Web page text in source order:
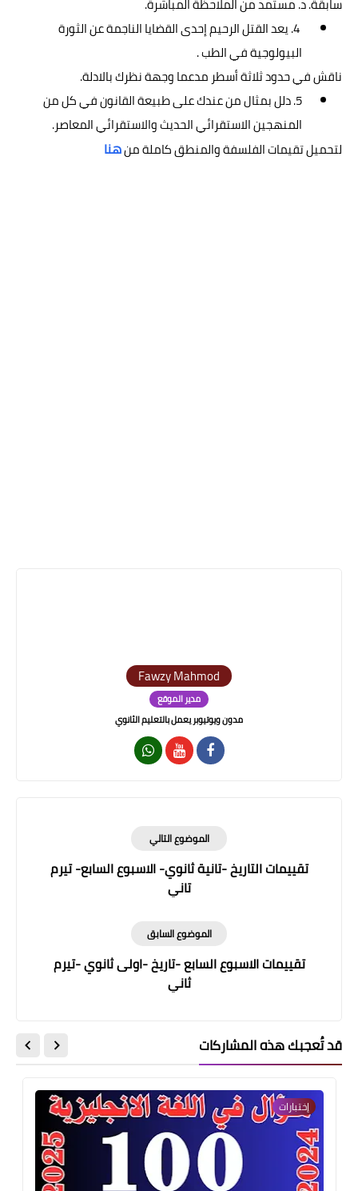
4. يعد القتل الرحيم إحدى القضايا الناجمة عن الثورة
البيولوجية في الطب .
ناقش في حدود ثلاثة أسطر مدعما وجهة نظرك بالادلة.
5. دلل بمثال من عندك على طبيعة القانون في كل من
المنهجين الاستقرائي الحديث والاستقرائي المعاصر.
لتحميل تقيمات الفلسفة والمنطق كاملة منهنا
Fawzy Mahmod
مدير الموقع
مدون ويوتيوبر يعمل بالتعليم الثانوي
الموضوع التالي
تقييمات التاريخ -تانية ثانوي- الاسبوع السابع- تيرم
تاني
الموضوع السابق
تقييمات الاسبوع السابع -تاريخ -اولى ثانوي -تيرم
ثاني
قد تُعجبك هذه المشاركات
إختبارات